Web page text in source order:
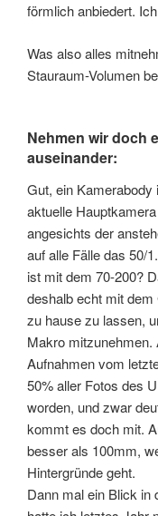
förmlich anbiedert.
Was also alles
Stauraum-Volumen
Nehmen wir doch
auseinander:
Gut, ein
aktuelle
angesichts der
auf alle Fälle das 50/
ist mit dem 70-200?
deshalb echt mit
zu hause zu lassen,
Makro mitzunehmen.
Aufnahmen vom
50% aller Fotos des
worden, und zwar
kommt es doch mit.
besser als 100mm,
Hintergründe geht.
Dann mal ein Blick in